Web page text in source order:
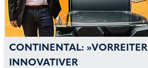
CONTINENTAL: »VORREITER
INNOVATIVER